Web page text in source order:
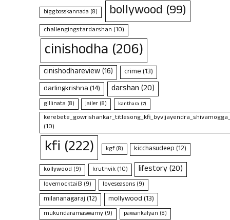
biggbosskannada (8) bollywood (99)
challengingstardarshan (10)
cinishodha (206)
cinishodhareview(16) crime(13)
darlingkrishna(14) darshan(20)
gillinata (8) jailer (8) kanthara (7)
(10)
kfi (222) kgf(8) kicchasudeep(12)
kollywood (9) kruthvik(10) lifestory(20)
lovemocktail3 (9) loveseasons(9)
milananagaraj(12) mollywood(13)
mukundaramaswamy (9) pawankalyan (8)